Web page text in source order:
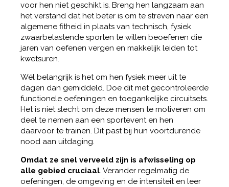
voor hen niet geschikt is. Breng hen langzaam aan
het verstand dat het beter is om te streven naar een
algemene fitheid in plaats van technisch, fysiek
zwaarbelastende sporten te willen beoefenen die
jaren van oefenen vergen en makkelijk leiden tot
kwetsuren.
Wél belangrijk is het om hen fysiek meer uit te
dagen dan gemiddeld. Doe dit met gecontroleerde
functionele oefeningen en toegankelijke circuitsets.
Het is niet slecht om deze mensen te motiveren om
deel te nemen aan een sportevent en hen
daarvoor te trainen. Dit past bij hun voortdurende
nood aan uitdaging.
Omdat ze snel verveeld zijn is afwisseling op
alle gebied cruciaal. Verander regelmatig de
oefeningen, de omgeving en de intensiteit en leer